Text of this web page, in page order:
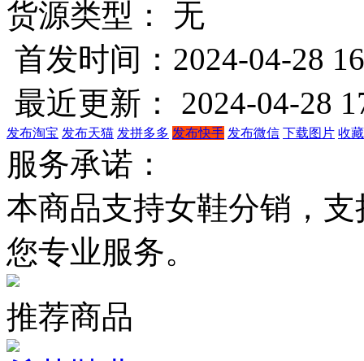
货源类型： 无
首发时间：2024-04-28
最近更新： 2024-04-28
发布淘宝 发布天猫 发拼多多 发布快手 发布微信 下载图片 收
服务承诺：
本商品支持女鞋分销，
您专业服务。
推荐商品